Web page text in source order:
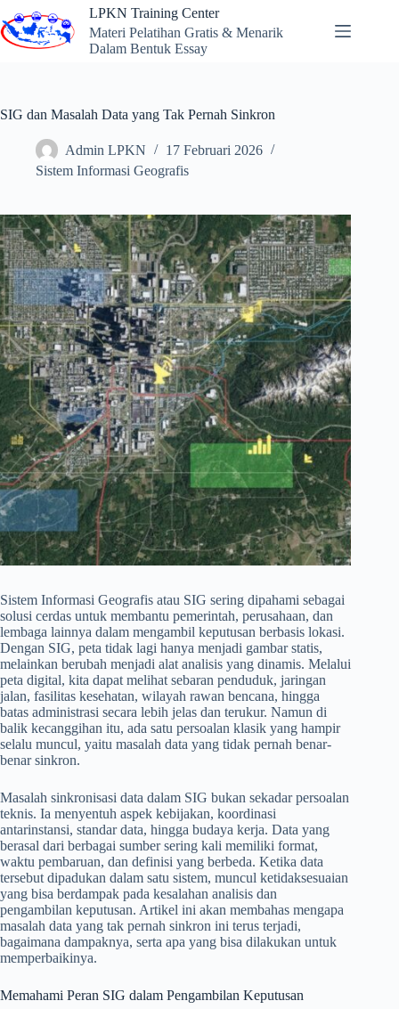
to
content
LPKN Training Center
Materi Pelatihan Gratis & Menarik
Dalam Bentuk Essay
SIG dan Masalah Data yang Tak Pernah Sinkron
Admin LPKN
17 Februari 2026
Sistem Informasi Geografis
Sistem Informasi Geografis atau SIG sering dipahami sebagai
solusi cerdas untuk membantu pemerintah, perusahaan, dan
lembaga lainnya dalam mengambil keputusan berbasis lokasi.
Dengan SIG, peta tidak lagi hanya menjadi gambar statis,
melainkan berubah menjadi alat analisis yang dinamis. Melalui
peta digital, kita dapat melihat sebaran penduduk, jaringan
jalan, fasilitas kesehatan, wilayah rawan bencana, hingga
batas administrasi secara lebih jelas dan terukur. Namun di
balik kecanggihan itu, ada satu persoalan klasik yang hampir
selalu muncul, yaitu masalah data yang tidak pernah benar-
benar sinkron.
Masalah sinkronisasi data dalam SIG bukan sekadar persoalan
teknis. Ia menyentuh aspek kebijakan, koordinasi
antarinstansi, standar data, hingga budaya kerja. Data yang
berasal dari berbagai sumber sering kali memiliki format,
waktu pembaruan, dan definisi yang berbeda. Ketika data
tersebut dipadukan dalam satu sistem, muncul ketidaksesuaian
yang bisa berdampak pada kesalahan analisis dan
pengambilan keputusan. Artikel ini akan membahas mengapa
masalah data yang tak pernah sinkron ini terus terjadi,
bagaimana dampaknya, serta apa yang bisa dilakukan untuk
memperbaikinya.
Memahami Peran SIG dalam Pengambilan Keputusan